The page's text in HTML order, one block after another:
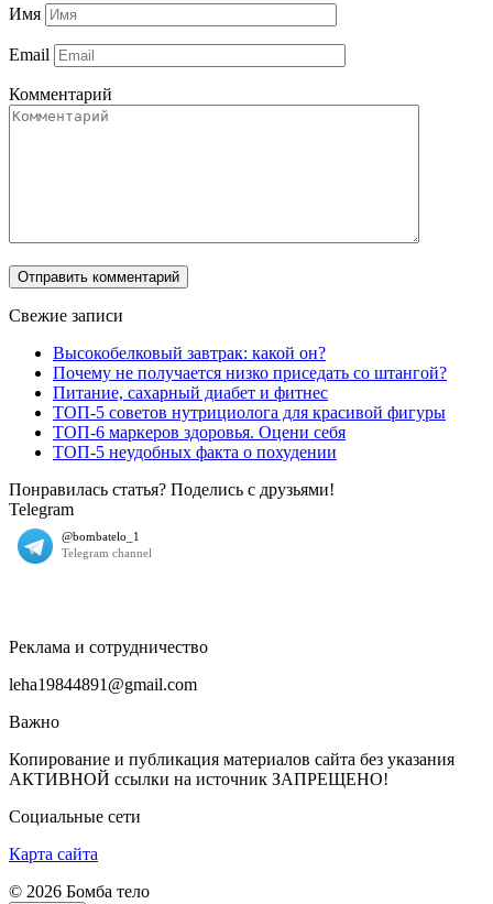
Имя
Email
Комментарий
Свежие записи
Высокобелковый завтрак: какой он?
Почему не получается низко приседать со штангой?
Питание, сахарный диабет и фитнес
ТОП-5 советов нутрициолога для красивой фигуры
ТОП-6 маркеров здоровья. Оцени себя
ТОП-5 неудобных факта о похудении
Понравилась статья? Поделись с друзьями!
Telegram
Реклама и сотрудничество
leha19844891@gmail.com
Важно
Копирование и публикация материалов сайта без указания
АКТИВНОЙ ссылки на источник ЗАПРЕЩЕНО!
Социальные сети
Карта сайта
© 2026 Бомба тело